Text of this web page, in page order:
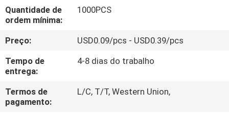
DA
CONTROLE
DA
QUALIDADE
Quantidade de
ordem mínima:
1000PCS
Preço:
USD0.09/pcs - USD0.39/pcs
Tempo de
entrega:
4-8 dias do trabalho
Termos de
pagamento:
L/C, T/T, Western Union,